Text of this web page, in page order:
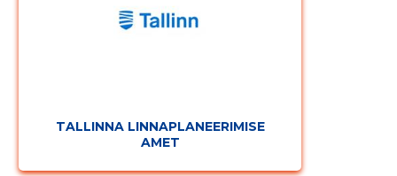
TALLINNA LINNAPLANEERIMISE
AMET